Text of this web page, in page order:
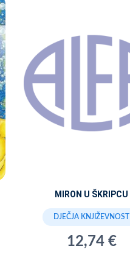
MIRON U ŠKRIPCU
DJEČJA KNJIŽEVNOST
12,74 €